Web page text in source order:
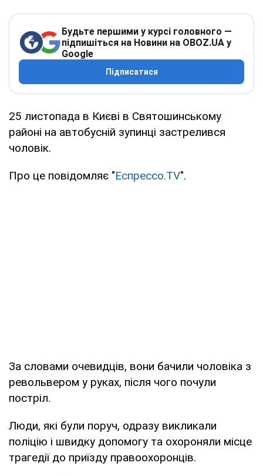
Будьте першими у курсі головного —
підпишіться на Новини на OBOZ.UA у
Google
Підписатися
25 листопада в Києві в Святошинському
районі на автобусній зупинці застрелився
чоловік.
Про це повідомляє "Еспрессо.TV".
За словами очевидців, вони бачили чоловіка з
револьвером у руках, після чого почули
постріл.
Люди, які були поруч, одразу викликали
поліцію і швидку допомогу та охороняли місце
трагедії до приїзду правоохоронців.